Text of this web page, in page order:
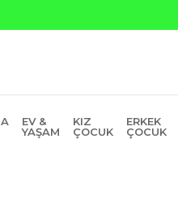
EV &
YAŞAM
KIZ
ÇOCUK
ERKEK
ÇOCUK